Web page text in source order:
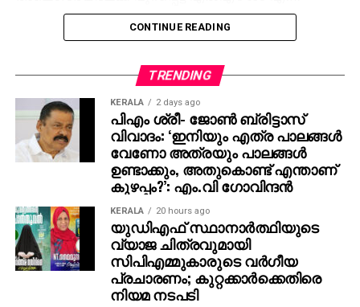
വിമാനത്തിലാണ് അഗ്‌നിബാധയുണ്ടായത്. പുകയും
അഗ്‌നിബാധയും ഉണ്ടാകുമ്പോഴുണ്ടാവുന്ന അലാറാം
ഇറങ്ങിയോടുന്ന ദൃശ്യങ്ങളും പുറത്ത് വന്നിട്ടുണ്ട്.
എയര്‍ബസ് എ320 വിമാനത്തിലാണ്
അഗ്‌നിബാധയുണ്ടായത്. അപകടത്തെ നിയന്ത്രിക്കാന്‍
സാധിച്ചുവെന്നും വിജയകരമായി രക്ഷാപ്രവര്‍ത്തനം
നടത്താന്‍ സാധിച്ചുവെന്നുമാണ് വിമാന കമ്പനി
സംഭവത്തില്‍ വിശദമാക്കുന്നത്.
CONTINUE READING
TRENDING
KERALA 2 days ago
പിഎം ശ്രീ- ജോണ്‍ ബ്രിട്ടാസ്
വിവാദം: ‘ഇനിയും എത്ര പാലങ്ങള്‍
വേണോ അത്രയും പാലങ്ങള്‍
ഉണ്ടാക്കും, അതുകൊണ്ട് എന്താണ്
കുഴപ്പം?’: എം.വി ഗോവിന്ദന്‍
KERALA 20 hours ago
യുഡിഎഫ് സ്ഥാനാര്‍ത്ഥിയുടെ
വ്യാജ ചിത്രവുമായി
സിപിഎമ്മുകാരുടെ വര്‍ഗീയ
പ്രചാരണം; കുറ്റക്കാര്‍ക്കെതിരെ
നിയമ നടപടി